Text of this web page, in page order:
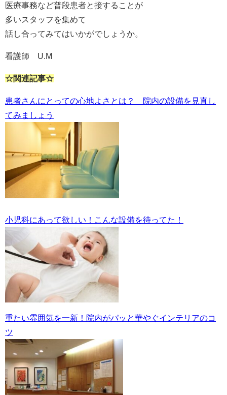
医療事務など普段患者と接することが
多いスタッフを集めて
話し合ってみてはいかがでしょうか。
看護師 U.M
☆関連記事☆
患者さんにとっての心地よさとは？ 院内の設備を見直し
てみましょう
小児科にあって欲しい！こんな設備を待ってた！
重たい雰囲気を一新！院内がパッと華やぐインテリアのコ
ツ